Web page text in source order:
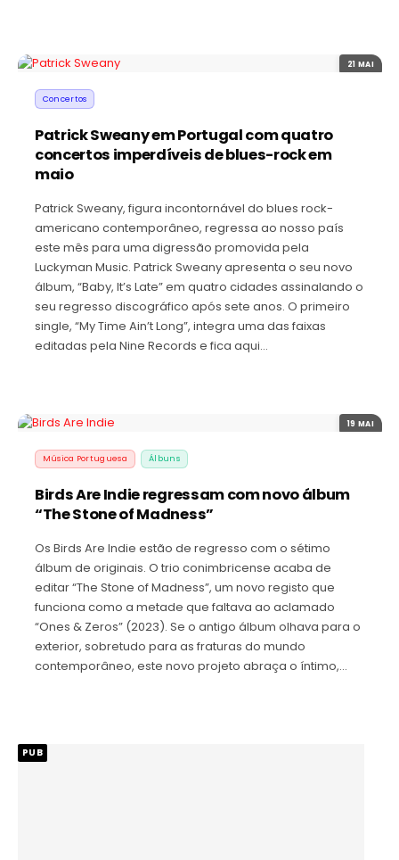
21 MAI
Concertos
Patrick Sweany em Portugal com quatro
concertos imperdíveis de blues-rock em
maio
Patrick Sweany, figura incontornável do blues rock-
americano contemporâneo, regressa ao nosso país
este mês para uma digressão promovida pela
Luckyman Music. Patrick Sweany apresenta o seu novo
álbum, “Baby, It’s Late” em quatro cidades assinalando o
seu regresso discográfico após sete anos. O primeiro
single, “My Time Ain’t Long”, integra uma das faixas
editadas pela Nine Records e fica aqui…
19 MAI
Música Portuguesa Álbuns
Birds Are Indie regressam com novo álbum
“The Stone of Madness”
Os Birds Are Indie estão de regresso com o sétimo
álbum de originais. O trio conimbricense acaba de
editar “The Stone of Madness”, um novo registo que
funciona como a metade que faltava ao aclamado
“Ones & Zeros” (2023). Se o antigo álbum olhava para o
exterior, sobretudo para as fraturas do mundo
contemporâneo, este novo projeto abraça o íntimo,…
PUB